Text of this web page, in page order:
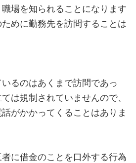
場を知られることになります
めに勤務先を訪問することは
るのはあくまで訪問であっ
は規制されていませんので、
がかかってくることはありま
に借金のことを口外する行為